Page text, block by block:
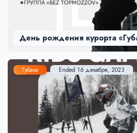
День рождения курорта
Губаха Ended 16 декабря, 2023